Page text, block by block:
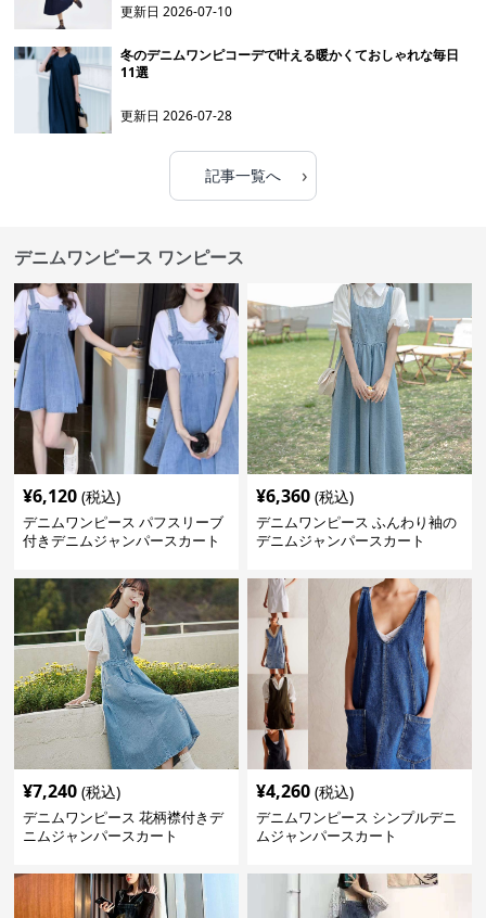
更新日2026-07-10
冬のデニムワンピコーデで叶える暖かくておしゃれな毎日
11選
更新日2026-07-28
記事一覧へ ›
デニムワンピース ワンピース
¥6,120 (税込)
デニムワンピース パフスリーブ
付きデニムジャンパースカート
¥6,360 (税込)
デニムワンピース ふんわり袖の
デニムジャンパースカート
¥7,240 (税込)
デニムワンピース 花柄襟付きデ
ニムジャンパースカート
¥4,260 (税込)
デニムワンピース シンプルデニ
ムジャンパースカート